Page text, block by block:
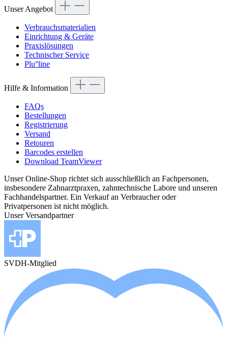
Unser Angebot
Verbrauchsmaterialien
Einrichtung & Geräte
Praxislösungen
Technischer Service
Plu°line
Hilfe & Information
FAQs
Bestellungen
Registrierung
Versand
Retouren
Barcodes erstellen
Download TeamViewer
Unser Online-Shop richtet sich ausschließlich an Fachpersonen,
insbesondere Zahnarztpraxen, zahntechnische Labore und unseren
Fachhandelspartner. Ein Verkauf an Verbraucher oder
Privatpersonen ist nicht möglich.
Unser Versandpartner
SVDH-Mitglied